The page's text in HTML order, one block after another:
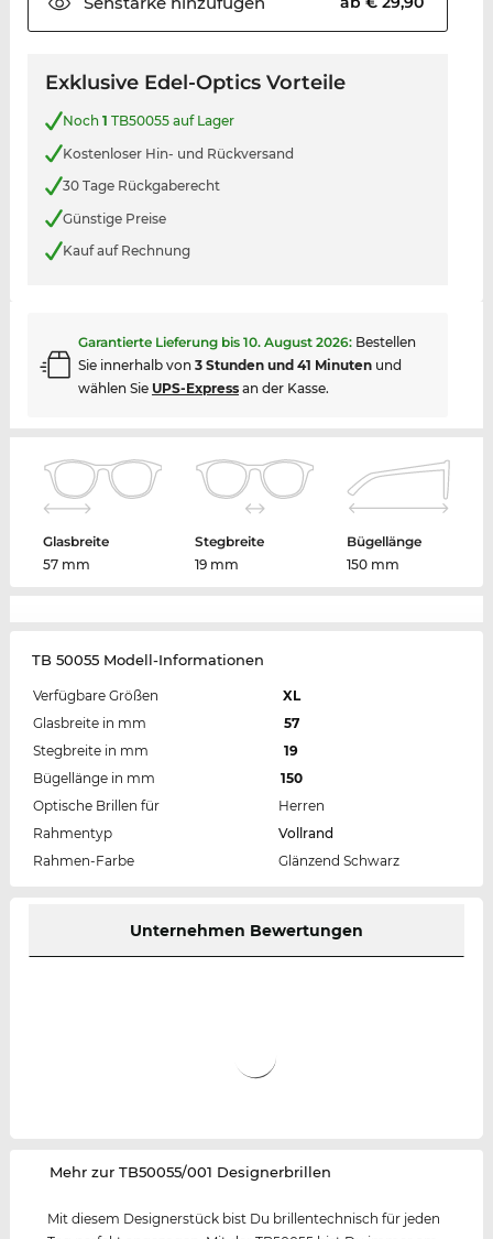
Exklusive Edel-Optics Vorteile
Noch 1 TB50055 auf Lager
Kostenloser Hin- und Rückversand
30 Tage Rückgaberecht
Günstige Preise
Kauf auf Rechnung
Garantierte Lieferung bis 10. August 2026: Bestellen
Sie innerhalb von 3 Stunden und 41 Minutenund
wählen Sie UPS-Expressan der Kasse.
Glasbreite
57 mm
Stegbreite
19 mm
Bügellänge
150 mm
TB 50055 Modell-Informationen
Verfügbare Größen
XL
Glasbreite in mm
57
Stegbreite in mm
19
Bügellänge in mm
150
Optische Brillen für
Herren
Rahmentyp
Vollrand
Rahmen-Farbe
Glänzend Schwarz
Unternehmen Bewertungen
‌Mehr zur TB50055/001 Designerbrillen
Mit diesem Designerstück bist Du brillentechnisch für jeden